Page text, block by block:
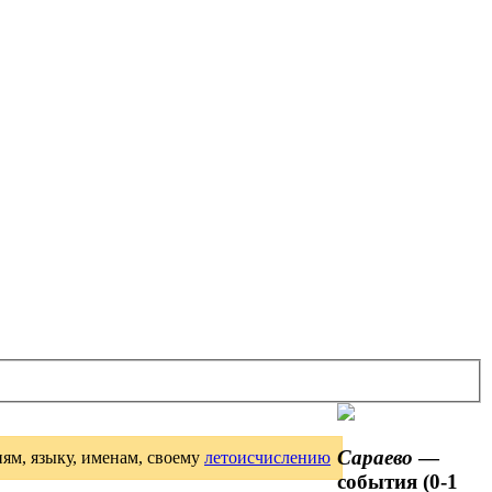
языку, именам, своему летоисчислению Сараево —
события (0-1